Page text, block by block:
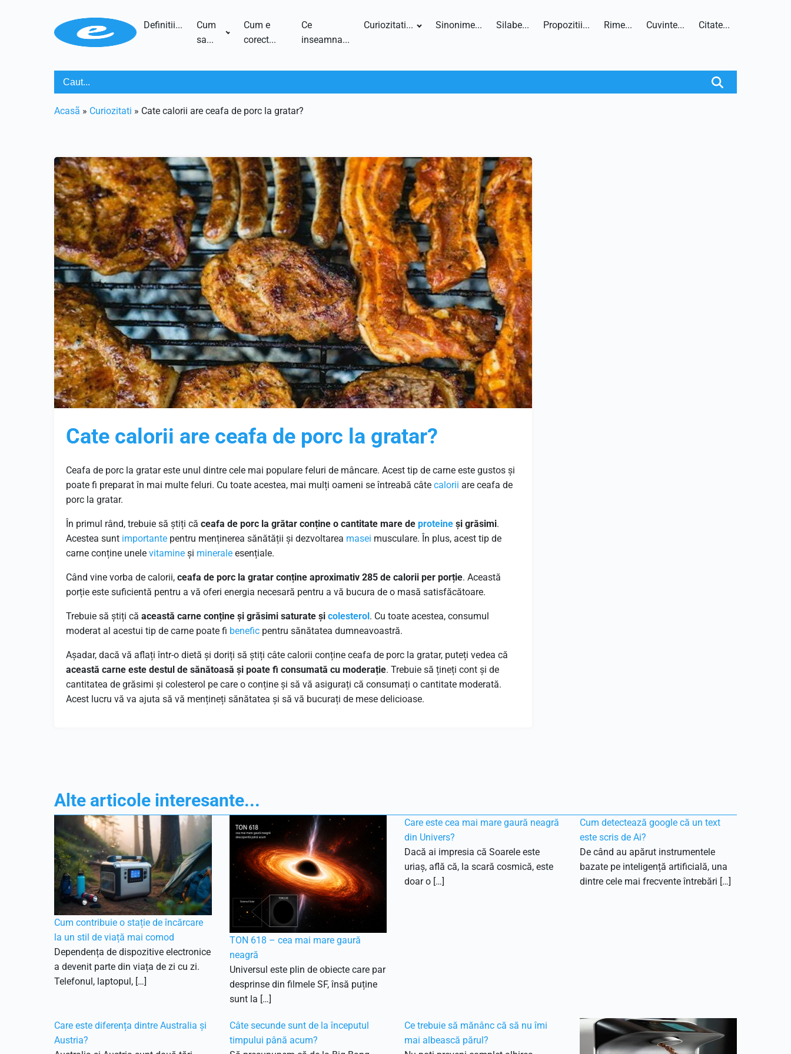
Definitii...
Cum
sa...
Cum e
corect...
Ce
inseamna...
Curiozitati... Sinonime... Silabe... Propozitii... Rime... Cuvinte... Citate...
Acasã » Curiozitati » Cate calorii are ceafa de porc la gratar?
Cate calorii are ceafa de porc la gratar?
Ceafa de porc la gratar este unul dintre cele mai populare feluri de mâncare. Acest tip de carne este gustos și
poate fi preparat în mai multe feluri. Cu toate acestea, mai mulți oameni se întreabă câte calorii are ceafa de
porc la gratar.
În primul rând, trebuie să știți că ceafa de porc la grătar conține o cantitate mare de proteine ​​și grăsimi.
Acestea sunt importante pentru menținerea sănătății și dezvoltarea masei musculare. În plus, acest tip de
carne conține unele vitamine și minerale esențiale.
Când vine vorba de calorii, ceafa de porc la gratar conține aproximativ 285 de calorii per porție. Această
porție este suficientă pentru a vă oferi energia necesară pentru a vă bucura de o masă satisfăcătoare.
Trebuie să știți că această carne conține și grăsimi saturate și colesterol. Cu toate acestea, consumul
moderat al acestui tip de carne poate fi benefic pentru sănătatea dumneavoastră.
Așadar, dacă vă aflați într-o dietă și doriți să știți câte calorii conține ceafa de porc la gratar, puteți vedea că
această carne este destul de sănătoasă și poate fi consumată cu moderație. Trebuie să țineți cont și de
cantitatea de grăsimi și colesterol pe care o conține și să vă asigurați că consumați o cantitate moderată.
Acest lucru vă va ajuta să vă mențineți sănătatea și să vă bucurați de mese delicioase.
Alte articole interesante...
Cum contribuie o stație de încărcare
la un stil de viață mai comod
Dependența de dispozitive electronice
a devenit parte din viața de zi cu zi.
Telefonul, laptopul, […]
TON 618 – cea mai mare gaură
neagră
Universul este plin de obiecte care par
desprinse din filmele SF, însă puține
sunt la […]
Care este cea mai mare gaură neagră
din Univers?
Dacă ai impresia că Soarele este
uriaș, află că, la scară cosmică, este
doar o […]
Cum detectează google că un text
este scris de Ai?
De când au apărut instrumentele
bazate pe inteligență artificială, una
dintre cele mai frecvente întrebări […]
Care este diferența dintre Australia și
Austria?
Câte secunde sunt de la începutul
timpului până acum?
Ce trebuie să mănânc că să nu îmi
mai albească părul?